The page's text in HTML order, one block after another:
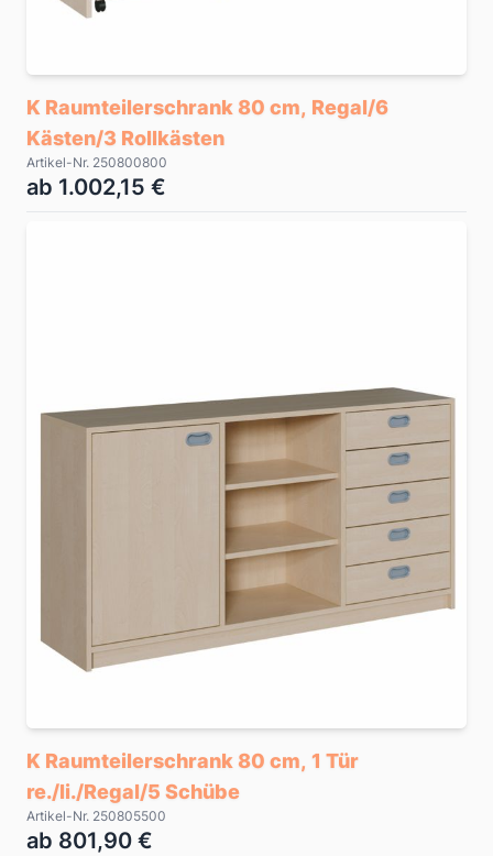
K Raumteilerschrank 80 cm, Regal/6
Kästen/3 Rollkästen
Artikel-Nr. 250800800
ab 1.002,15 €
K Raumteilerschrank 80 cm, 1 Tür
re./li./Regal/5 Schübe
Artikel-Nr. 250805500
ab 801,90 €